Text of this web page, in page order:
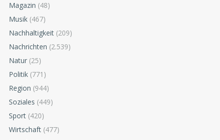
Magazin (48)
Musik (467)
Nachhaltigkeit (209)
Nachrichten (2.539)
Natur (25)
Politik (771)
Region (944)
Soziales (449)
Sport (420)
Wirtschaft (477)